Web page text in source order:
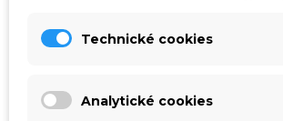
Roboty
Technické cookies
Analytické cookies